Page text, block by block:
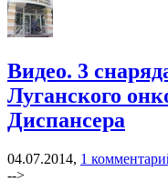
Видео. 3
Луганского
Диспансера
04.07.2014, 1
-->